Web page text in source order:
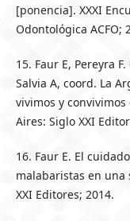
[ponencia]. XXXI
Odontológica ACFO;
15. Faur E, Pereyra
Salvia A, coord. La
vivimos y
Aires: Siglo XXI
16. Faur E. El
malabaristas en una
XXI Editores; 2014.